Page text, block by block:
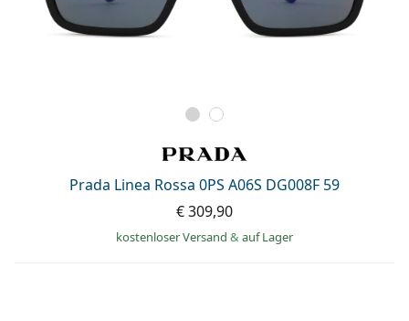
Prada Linea Rossa 0PS A06S DG008F 59
€ 309,90
kostenloser Versand & auf Lager